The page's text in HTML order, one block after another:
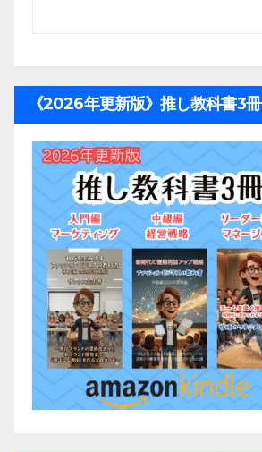
《2026年更新版》推し教科書3冊